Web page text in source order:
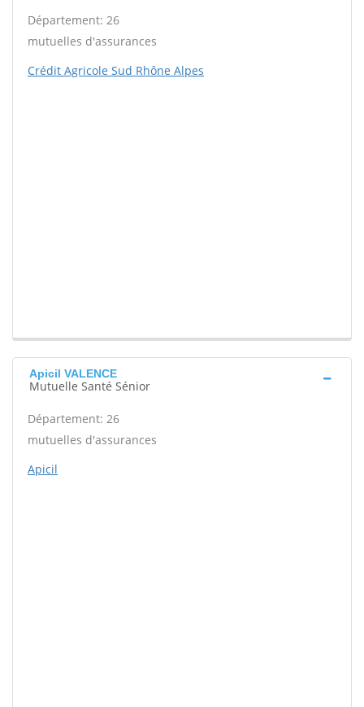
Département: 26
mutuelles d'assurances
Crédit Agricole Sud Rhône Alpes
Apicil VALENCE
Mutuelle Santé Sénior
Département: 26
mutuelles d'assurances
Apicil